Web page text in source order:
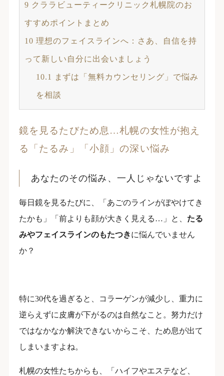
9 クララビューティークリニック札幌院のお
すすめポイントまとめ
10 理想のフェイスラインへ：さあ、自信を持
って新しい自分に出会いましょう
10.1 まずは「無料カウンセリング」で悩み
を相談
鏡を見るたびため息…札幌の女性が抱え
る「たるみ」「小顔」の深い悩み
あなたのその悩み、一人じゃないですよ
毎日鏡を見るたびに、「あごのラインがぼやけてき
たかも」「前よりも顔が大きく見える…」と、 たる
みやフェイスラインのもたつきに悩んでいません
か？
特に30代を過ぎると、コラーゲンが減少し、重力に
逆らえずに皮膚が下がるのは自然なこと。努力だけ
ではなかなか解決できないからこそ、ため息が出て
しまいますよね。
札幌の女性たちからも、「ハイフやエステなど、